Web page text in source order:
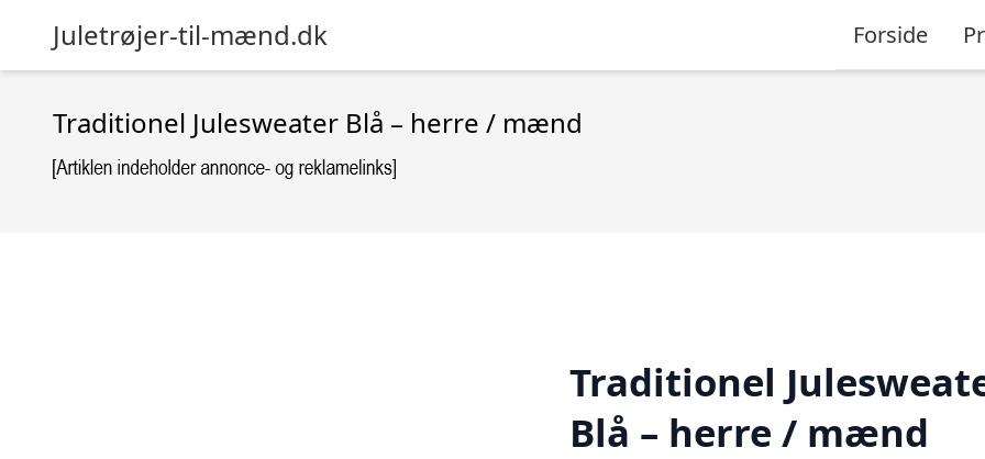
Juletrøjer-til-mænd.dk Forside
Traditionel Julesweater Blå – herre / mænd
Traditionel
Blå – herre / mænd